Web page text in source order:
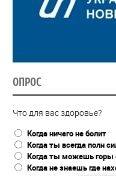
ОПРОС
Что для вас здоровье?
Когда ничего не болит
Когда ты всегда полн
Когда ты можешь горы
Когда не знаешь где